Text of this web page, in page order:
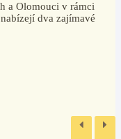
a Olomouci v rámci
dva zajímavé